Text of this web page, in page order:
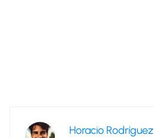
Horacio Rodríguez